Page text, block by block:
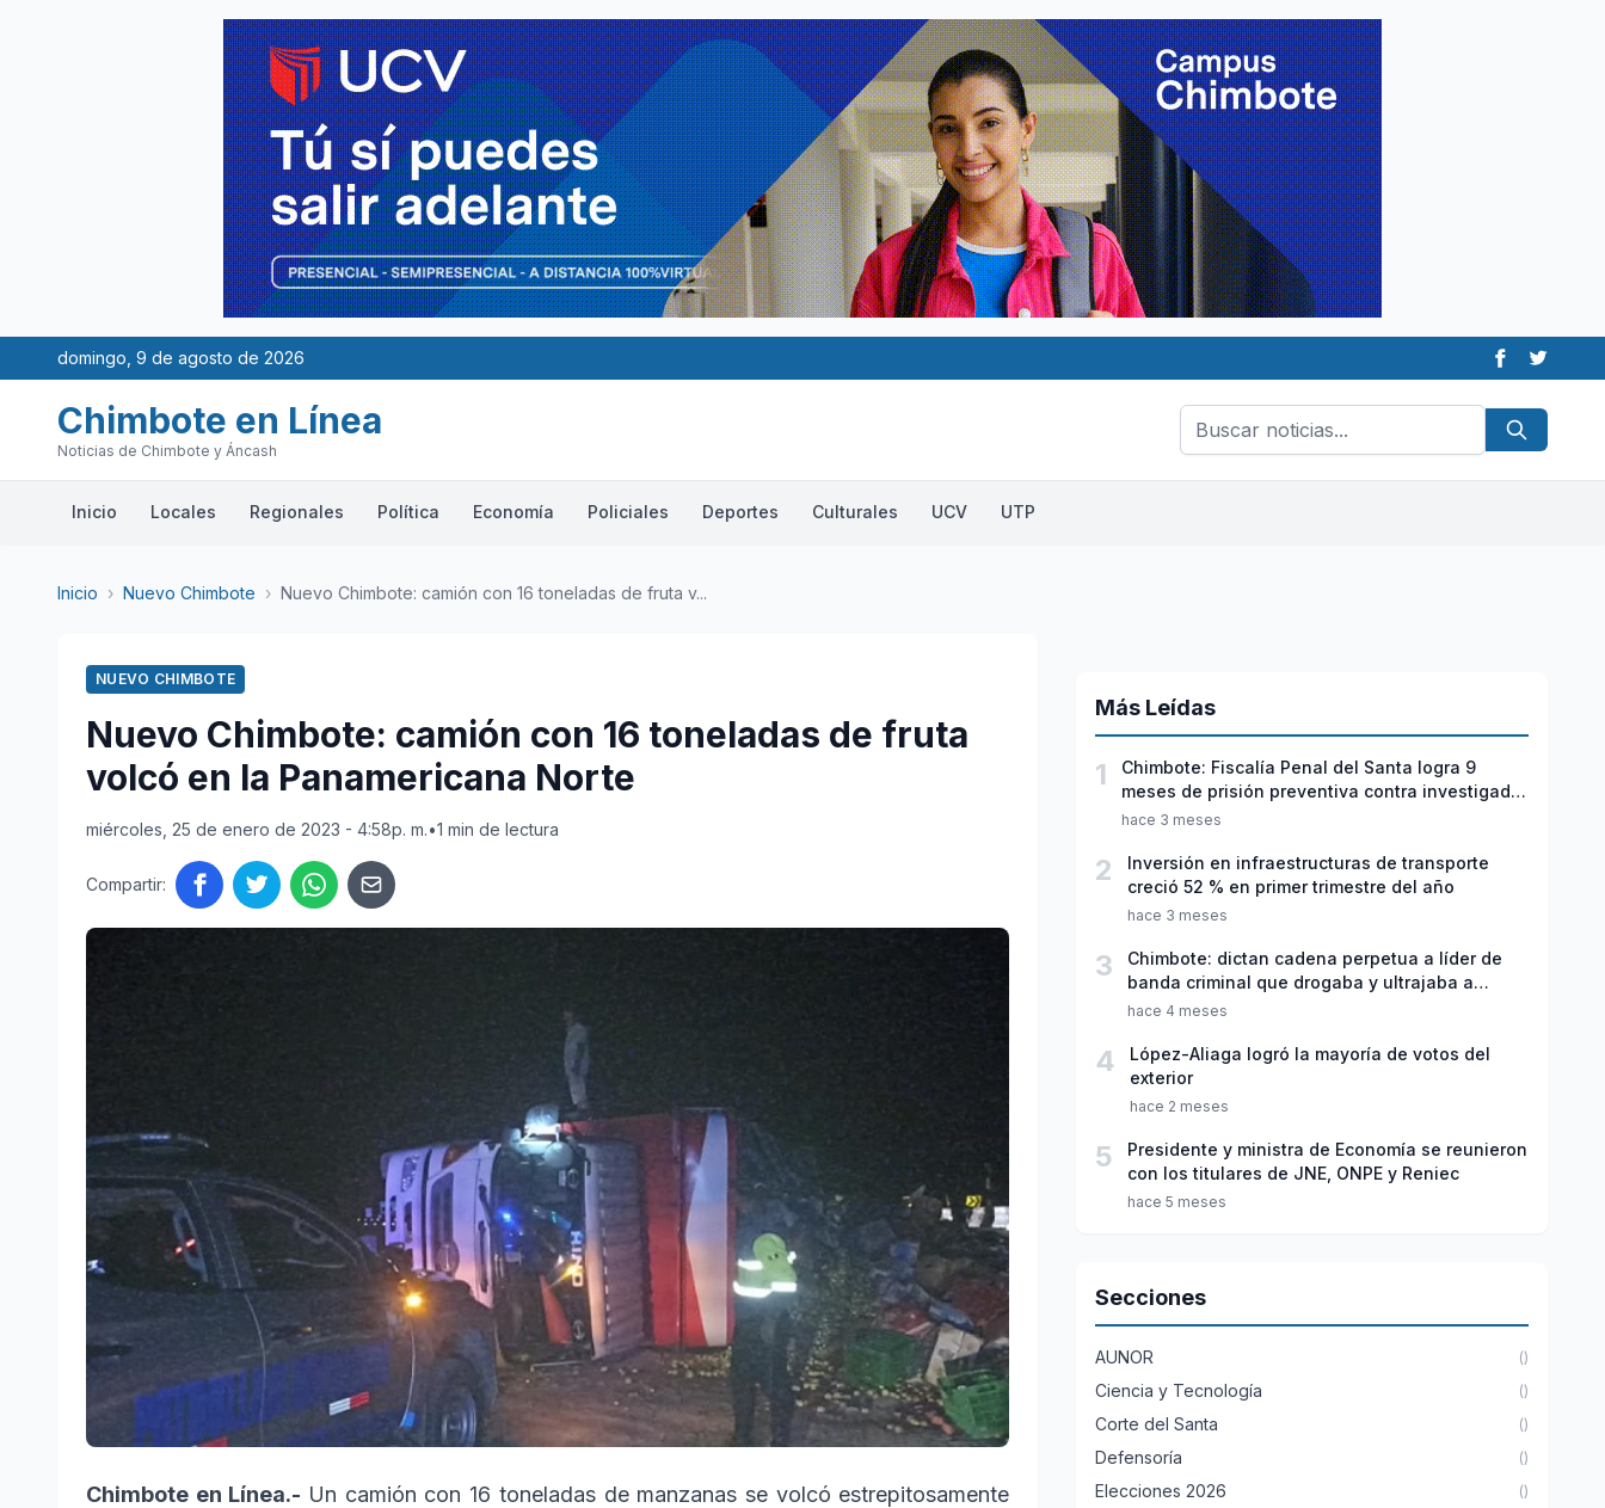
domingo, 9 de agosto de 2026
Chimbote en Línea
Noticias de Chimbote y Áncash
Inicio Locales Regionales Política Economía Policiales Deportes Culturales UCV UTP
Inicio › Nuevo Chimbote › Nuevo Chimbote: camión con 16 toneladas de fruta v...
NUEVO CHIMBOTE
Nuevo Chimbote: camión con 16 toneladas de fruta
volcó en la Panamericana Norte
miércoles, 25 de enero de 2023 - 4:58p. m.•1 min de lectura
Compartir:
Chimbote en Línea.- Un camión con 16 toneladas de manzanas se volcó estrepitosamente
Más Leídas
1
Chimbote: Fiscalía Penal del Santa logra 9
meses de prisión preventiva contra investigado
por violación sexual y tentativa de feminicidio
hace 3 meses
2
Inversión en infraestructuras de transporte
creció 52 % en primer trimestre del año
hace 3 meses
3
Chimbote: dictan cadena perpetua a líder de
banda criminal que drogaba y ultrajaba a
jóvenes
hace 4 meses
4
López-Aliaga logró la mayoría de votos del
exterior
hace 2 meses
5
Presidente y ministra de Economía se reunieron
con los titulares de JNE, ONPE y Reniec
hace 5 meses
Secciones
AUNOR ()
Ciencia y Tecnología ()
Corte del Santa ()
Defensoría ()
Elecciones 2026 ()